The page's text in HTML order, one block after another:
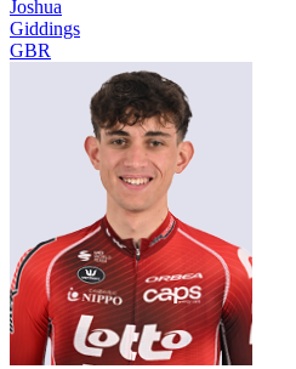
Joshua
Giddings
GBR